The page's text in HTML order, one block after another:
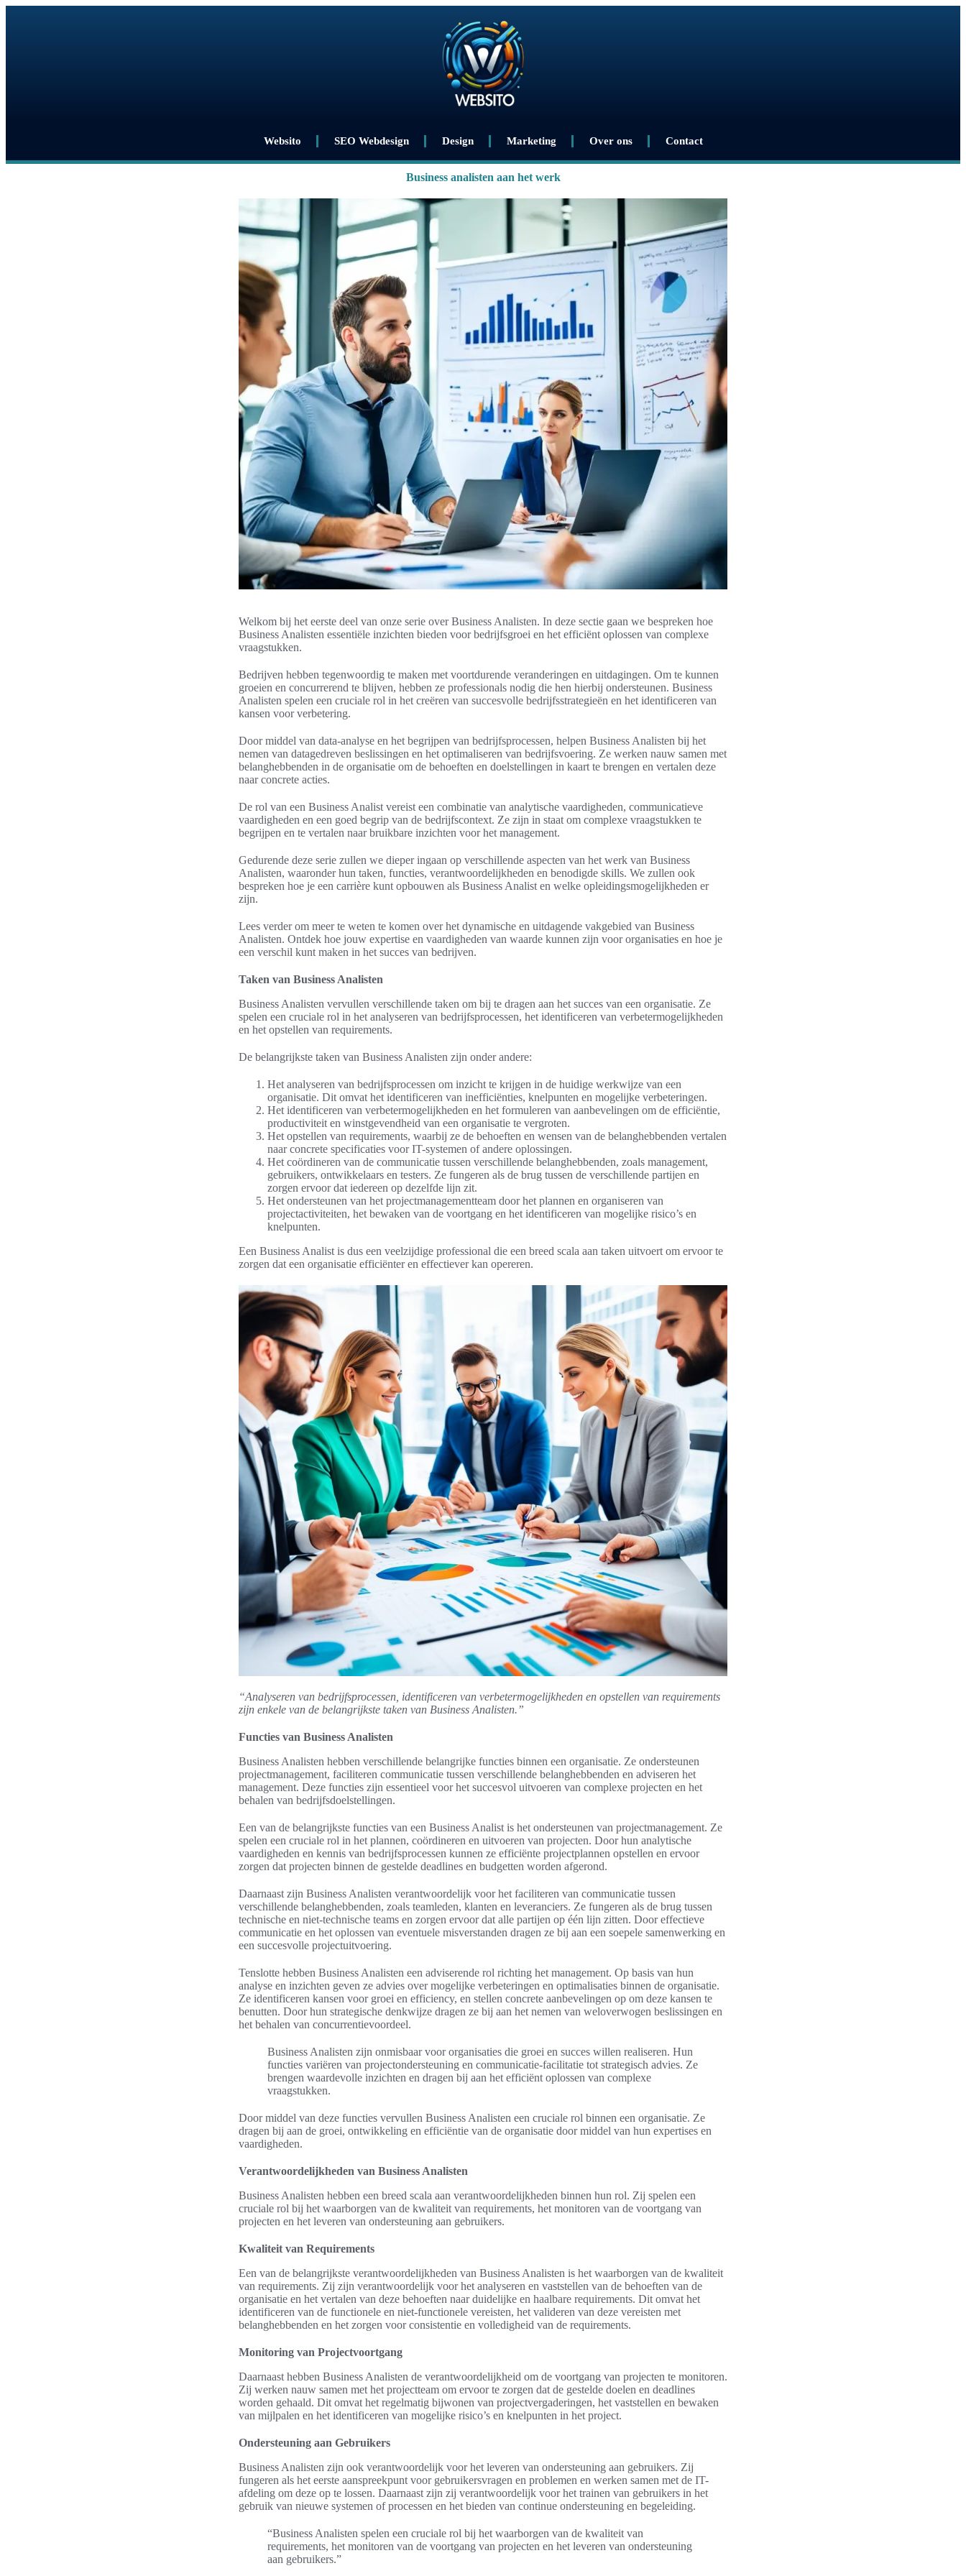
Websito SEO Webdesign Design Marketing Over ons Contact
Business analisten aan het werk
Welkom bij het eerste deel van onze serie over Business Analisten. In deze sectie gaan we bespreken hoe
Business Analisten essentiële inzichten bieden voor bedrijfsgroei en het efficiënt oplossen van complexe
vraagstukken.
Bedrijven hebben tegenwoordig te maken met voortdurende veranderingen en uitdagingen. Om te kunnen
groeien en concurrerend te blijven, hebben ze professionals nodig die hen hierbij ondersteunen. Business
Analisten spelen een cruciale rol in het creëren van succesvolle bedrijfsstrategieën en het identificeren van
kansen voor verbetering.
Door middel van data-analyse en het begrijpen van bedrijfsprocessen, helpen Business Analisten bij het
nemen van datagedreven beslissingen en het optimaliseren van bedrijfsvoering. Ze werken nauw samen met
belanghebbenden in de organisatie om de behoeften en doelstellingen in kaart te brengen en vertalen deze
naar concrete acties.
De rol van een Business Analist vereist een combinatie van analytische vaardigheden, communicatieve
vaardigheden en een goed begrip van de bedrijfscontext. Ze zijn in staat om complexe vraagstukken te
begrijpen en te vertalen naar bruikbare inzichten voor het management.
Gedurende deze serie zullen we dieper ingaan op verschillende aspecten van het werk van Business
Analisten, waaronder hun taken, functies, verantwoordelijkheden en benodigde skills. We zullen ook
bespreken hoe je een carrière kunt opbouwen als Business Analist en welke opleidingsmogelijkheden er
zijn.
Lees verder om meer te weten te komen over het dynamische en uitdagende vakgebied van Business
Analisten. Ontdek hoe jouw expertise en vaardigheden van waarde kunnen zijn voor organisaties en hoe je
een verschil kunt maken in het succes van bedrijven.
Taken van Business Analisten
Business Analisten vervullen verschillende taken om bij te dragen aan het succes van een organisatie. Ze
spelen een cruciale rol in het analyseren van bedrijfsprocessen, het identificeren van verbetermogelijkheden
en het opstellen van requirements.
De belangrijkste taken van Business Analisten zijn onder andere:
Het analyseren van bedrijfsprocessen om inzicht te krijgen in de huidige werkwijze van een
organisatie. Dit omvat het identificeren van inefficiënties, knelpunten en mogelijke verbeteringen.
Het identificeren van verbetermogelijkheden en het formuleren van aanbevelingen om de efficiëntie,
productiviteit en winstgevendheid van een organisatie te vergroten.
Het opstellen van requirements, waarbij ze de behoeften en wensen van de belanghebbenden vertalen
naar concrete specificaties voor IT-systemen of andere oplossingen.
Het coördineren van de communicatie tussen verschillende belanghebbenden, zoals management,
gebruikers, ontwikkelaars en testers. Ze fungeren als de brug tussen de verschillende partijen en
zorgen ervoor dat iedereen op dezelfde lijn zit.
Het ondersteunen van het projectmanagementteam door het plannen en organiseren van
projectactiviteiten, het bewaken van de voortgang en het identificeren van mogelijke risico’s en
knelpunten.
Een Business Analist is dus een veelzijdige professional die een breed scala aan taken uitvoert om ervoor te
zorgen dat een organisatie efficiënter en effectiever kan opereren.
“Analyseren van bedrijfsprocessen, identificeren van verbetermogelijkheden en opstellen van requirements
zijn enkele van de belangrijkste taken van Business Analisten.”
Functies van Business Analisten
Business Analisten hebben verschillende belangrijke functies binnen een organisatie. Ze ondersteunen
projectmanagement, faciliteren communicatie tussen verschillende belanghebbenden en adviseren het
management. Deze functies zijn essentieel voor het succesvol uitvoeren van complexe projecten en het
behalen van bedrijfsdoelstellingen.
Een van de belangrijkste functies van een Business Analist is het ondersteunen van projectmanagement. Ze
spelen een cruciale rol in het plannen, coördineren en uitvoeren van projecten. Door hun analytische
vaardigheden en kennis van bedrijfsprocessen kunnen ze efficiënte projectplannen opstellen en ervoor
zorgen dat projecten binnen de gestelde deadlines en budgetten worden afgerond.
Daarnaast zijn Business Analisten verantwoordelijk voor het faciliteren van communicatie tussen
verschillende belanghebbenden, zoals teamleden, klanten en leveranciers. Ze fungeren als de brug tussen
technische en niet-technische teams en zorgen ervoor dat alle partijen op één lijn zitten. Door effectieve
communicatie en het oplossen van eventuele misverstanden dragen ze bij aan een soepele samenwerking en
een succesvolle projectuitvoering.
Tenslotte hebben Business Analisten een adviserende rol richting het management. Op basis van hun
analyse en inzichten geven ze advies over mogelijke verbeteringen en optimalisaties binnen de organisatie.
Ze identificeren kansen voor groei en efficiency, en stellen concrete aanbevelingen op om deze kansen te
benutten. Door hun strategische denkwijze dragen ze bij aan het nemen van weloverwogen beslissingen en
het behalen van concurrentievoordeel.
Business Analisten zijn onmisbaar voor organisaties die groei en succes willen realiseren. Hun
functies variëren van projectondersteuning en communicatie-facilitatie tot strategisch advies. Ze
brengen waardevolle inzichten en dragen bij aan het efficiënt oplossen van complexe
vraagstukken.
Door middel van deze functies vervullen Business Analisten een cruciale rol binnen een organisatie. Ze
dragen bij aan de groei, ontwikkeling en efficiëntie van de organisatie door middel van hun expertises en
vaardigheden.
Verantwoordelijkheden van Business Analisten
Business Analisten hebben een breed scala aan verantwoordelijkheden binnen hun rol. Zij spelen een
cruciale rol bij het waarborgen van de kwaliteit van requirements, het monitoren van de voortgang van
projecten en het leveren van ondersteuning aan gebruikers.
Kwaliteit van Requirements
Een van de belangrijkste verantwoordelijkheden van Business Analisten is het waarborgen van de kwaliteit
van requirements. Zij zijn verantwoordelijk voor het analyseren en vaststellen van de behoeften van de
organisatie en het vertalen van deze behoeften naar duidelijke en haalbare requirements. Dit omvat het
identificeren van de functionele en niet-functionele vereisten, het valideren van deze vereisten met
belanghebbenden en het zorgen voor consistentie en volledigheid van de requirements.
Monitoring van Projectvoortgang
Daarnaast hebben Business Analisten de verantwoordelijkheid om de voortgang van projecten te monitoren.
Zij werken nauw samen met het projectteam om ervoor te zorgen dat de gestelde doelen en deadlines
worden gehaald. Dit omvat het regelmatig bijwonen van projectvergaderingen, het vaststellen en bewaken
van mijlpalen en het identificeren van mogelijke risico’s en knelpunten in het project.
Ondersteuning aan Gebruikers
Business Analisten zijn ook verantwoordelijk voor het leveren van ondersteuning aan gebruikers. Zij
fungeren als het eerste aanspreekpunt voor gebruikersvragen en problemen en werken samen met de IT-
afdeling om deze op te lossen. Daarnaast zijn zij verantwoordelijk voor het trainen van gebruikers in het
gebruik van nieuwe systemen of processen en het bieden van continue ondersteuning en begeleiding.
“Business Analisten spelen een cruciale rol bij het waarborgen van de kwaliteit van
requirements, het monitoren van de voortgang van projecten en het leveren van ondersteuning
aan gebruikers.”